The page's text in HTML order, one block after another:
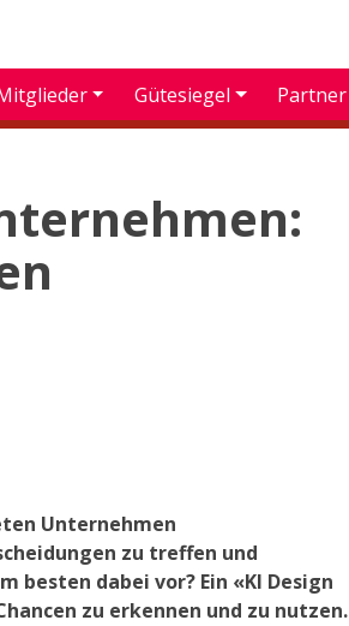
Gütesiegel Partner
Unternehmen
zu treffen und
besten dabei vor? Ein «KI Design
zu erkennen und zu nutzen.